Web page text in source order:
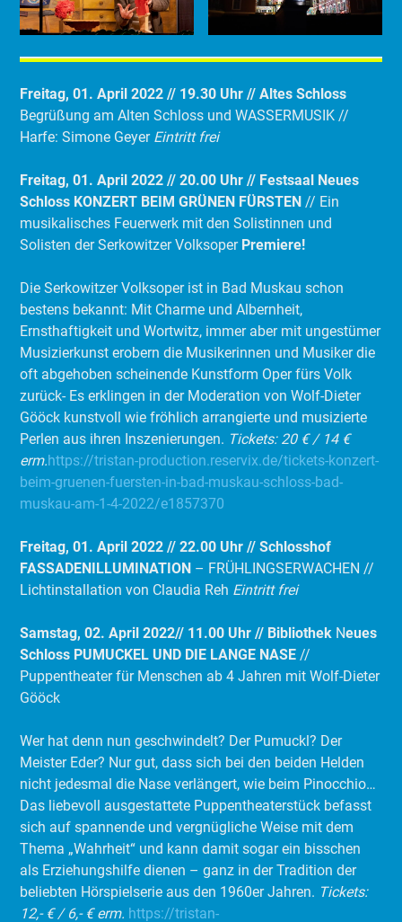
Freitag, 01. April 2022 // 19.30 Uhr // Altes Schloss
Begrüßung am Alten Schloss und WASSERMUSIK //
Harfe: Simone Geyer Eintritt frei
Freitag, 01. April 2022 // 20.00 Uhr // Festsaal Neues
Schloss KONZERT BEIM GRÜNEN FÜRSTEN // Ein
musikalisches Feuerwerk mit den Solistinnen und
Solisten der Serkowitzer Volksoper Premiere!
Die Serkowitzer Volksoper ist in Bad Muskau schon
bestens bekannt: Mit Charme und Albernheit,
Ernsthaftigkeit und Wortwitz, immer aber mit ungestümer
Musizierkunst erobern die Musikerinnen und Musiker die
oft abgehoben scheinende Kunstform Oper fürs Volk
zurück- Es erklingen in der Moderation von Wolf-Dieter
Gööck kunstvoll wie fröhlich arrangierte und musizierte
Perlen aus ihren Inszenierungen. Tickets: 20 € / 14 €
erm.https://tristan-production.reservix.de/tickets-konzert-
beim-gruenen-fuersten-in-bad-muskau-schloss-bad-
muskau-am-1-4-2022/e1857370
Freitag, 01. April 2022 // 22.00 Uhr // Schlosshof
FASSADENILLUMINATION – FRÜHLINGSERWACHEN //
Lichtinstallation von Claudia Reh Eintritt frei
Samstag, 02. April 2022// 11.00 Uhr // Bibliothek Neues
Schloss PUMUCKEL UND DIE LANGE NASE //
Puppentheater für Menschen ab 4 Jahren mit Wolf-Dieter
Gööck
Wer hat denn nun geschwindelt? Der Pumuckl? Der
Meister Eder? Nur gut, dass sich bei den beiden Helden
nicht jedesmal die Nase verlängert, wie beim Pinocchio…
Das liebevoll ausgestattete Puppentheaterstück befasst
sich auf spannende und vergnügliche Weise mit dem
Thema „Wahrheit“ und kann damit sogar ein bisschen
als Erziehungshilfe dienen – ganz in der Tradition der
beliebten Hörspielserie aus den 1960er Jahren. Tickets:
12,- € / 6,- € erm. https://tristan-